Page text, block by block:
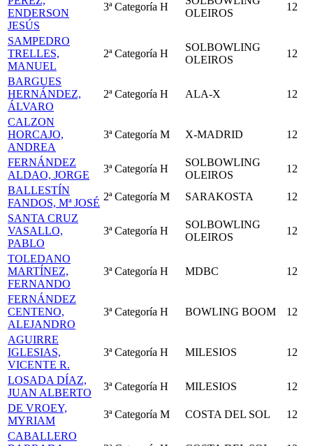
ENDERSON
JESÚS
3ª Categoría H
OLEIROS
12
SAMPEDRO
TRELLES,
MANUEL
2ª Categoría H
SOLBOWLING
OLEIROS
12
BARGUES
HERNÁNDEZ,
ÁLVARO
2ª Categoría H ALA-X 12
CALZON
HORCAJO,
ANDREA
3ª Categoría M X-MADRID 12
FERNÁNDEZ
ALDAO, JORGE
3ª Categoría H
SOLBOWLING
OLEIROS
12
BALLESTÍN
FANDOS, Mª JOSÉ
2ª Categoría M SARAKOSTA
12
SANTA CRUZ
VASALLO,
PABLO
3ª Categoría H
SOLBOWLING
OLEIROS
12
TOLEDANO
MARTÍNEZ,
FERNANDO
3ª Categoría H MDBC 12
FERNÁNDEZ
CENTENO,
ALEJANDRO
3ª Categoría H BOWLING BOOM 12
AGUIRRE
IGLESIAS,
VICENTE R.
3ª Categoría H MILESIOS 12
LOSADA DÍAZ,
JUAN ALBERTO
3ª Categoría H MILESIOS
12
DE VROEY,
MYRIAM
3ª Categoría M COSTA DEL SOL
12
CABALLERO